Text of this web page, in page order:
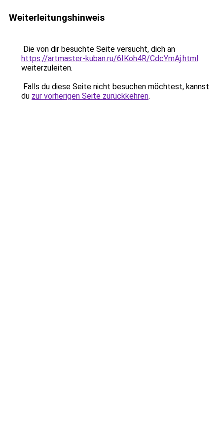
Weiterleitungshinweis
Die von dir besuchte Seite versucht, dich an
https://artmaster-kuban.ru/6IKoh4R/CdcYmAj.html
weiterzuleiten.
Falls du diese Seite nicht besuchen möchtest, kannst
du zur vorherigen Seite zurückkehren.